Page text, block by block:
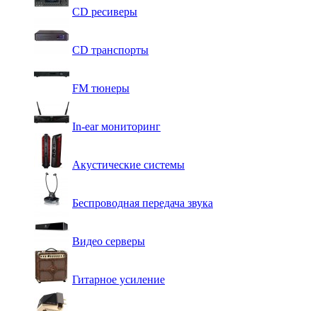
CD ресиверы
CD транспорты
FM тюнеры
In-ear мониторинг
Акустические системы
Беспроводная передача звука
Видео серверы
Гитарное усиление